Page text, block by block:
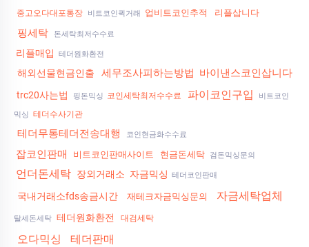
중고오다대포통장
비트코인퀵거래 업비트코인추적 리플삽니다
핑세탁 돈세탁최저수수료
리플매입 테더원화환전
해외선물현금인출 세무조사피하는방법 바이낸스코인삽니다
trc20사는법 핑돈믹싱 코인세탁최저수수료 파이코인구입 비트코인
믹싱 테더수사기관
테더무통테더전송대행 코인현금화수수료
잡코인판매 비트코인판매사이트 현금돈세탁 검돈믹싱문의
언더돈세탁 장외거래소 자금믹싱 테더코인판매
국내거래소fds송금시간 재테크자금믹싱문의 자금세탁업체
탈세돈세탁 테더원화환전 대검세탁
오다믹싱 테더판매